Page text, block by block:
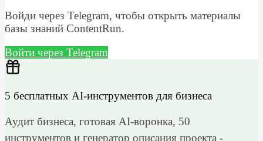
Войди через Telegram, чтобы открыть материалы
базы знаний ContentRun.
Войти через Telegram
5 бесплатных AI-инструментов для бизнеса
Аудит бизнеса, готовая AI-воронка, 50
инструментов и генератор описания проекта -